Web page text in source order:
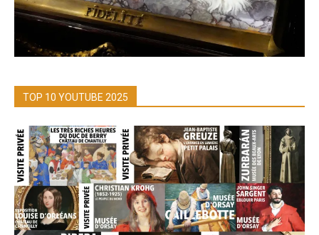
TOP 10 YOUTUBE 2025